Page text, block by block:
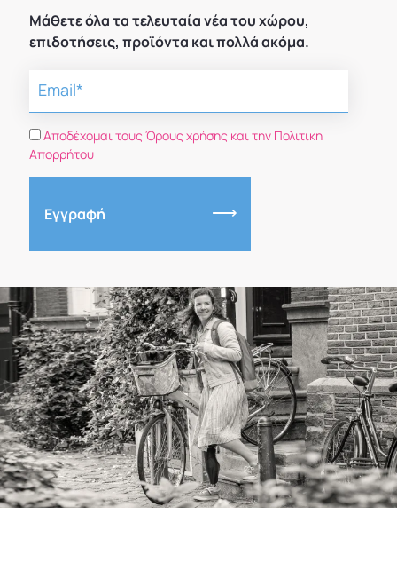
Μάθετε όλα τα τελευταία νέα του χώρου,
επιδοτήσεις, προϊόντα και πολλά ακόμα.
Αποδέχομαι τους Όρους χρήσης και την Πολιτικη
Απορρήτου
Εγγραφή